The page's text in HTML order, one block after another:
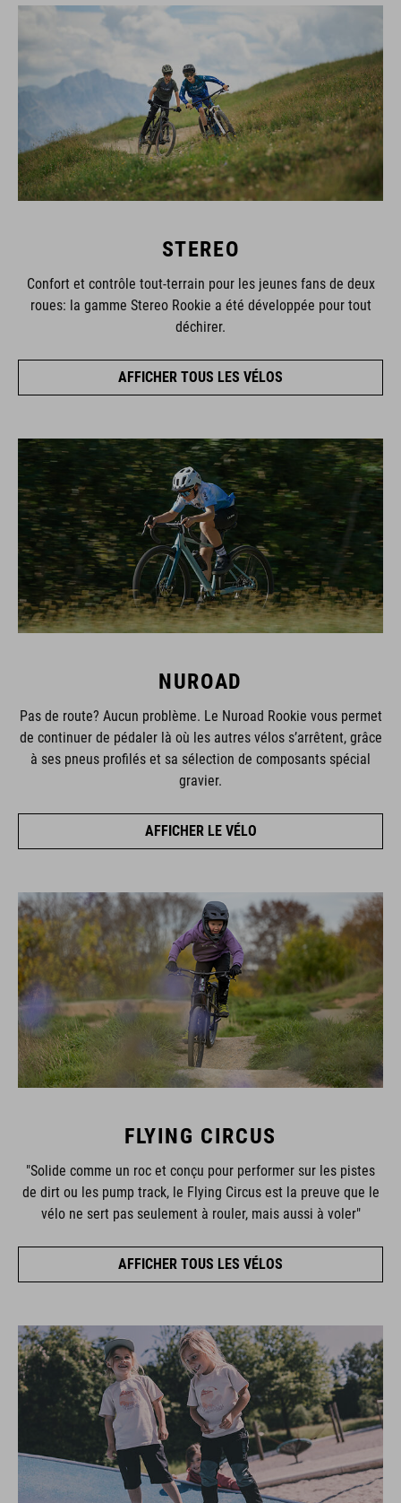
STEREO
Confort et contrôle tout-terrain pour les jeunes fans de deux
roues: la gamme Stereo Rookie a été développée pour tout
déchirer.
AFFICHER TOUS LES VÉLOS
NUROAD
Pas de route? Aucun problème. Le Nuroad Rookie vous permet
de continuer de pédaler là où les autres vélos s’arrêtent, grâce
à ses pneus profilés et sa sélection de composants spécial
gravier.
AFFICHER LE VÉLO
FLYING CIRCUS
"Solide comme un roc et conçu pour performer sur les pistes
de dirt ou les pump track, le Flying Circus est la preuve que le
vélo ne sert pas seulement à rouler, mais aussi à voler"
AFFICHER TOUS LES VÉLOS